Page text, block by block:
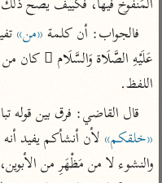
تفسير البغوي
جمع الأقوال
تفسير الماوردي
موسوعات
أخرى
المَنْفُوخ فيها، فكييف يصح
فالجواب: أن كلمة «من»
اللفظ.
قال القاضي: فرق بين قوله
«خلقكم»